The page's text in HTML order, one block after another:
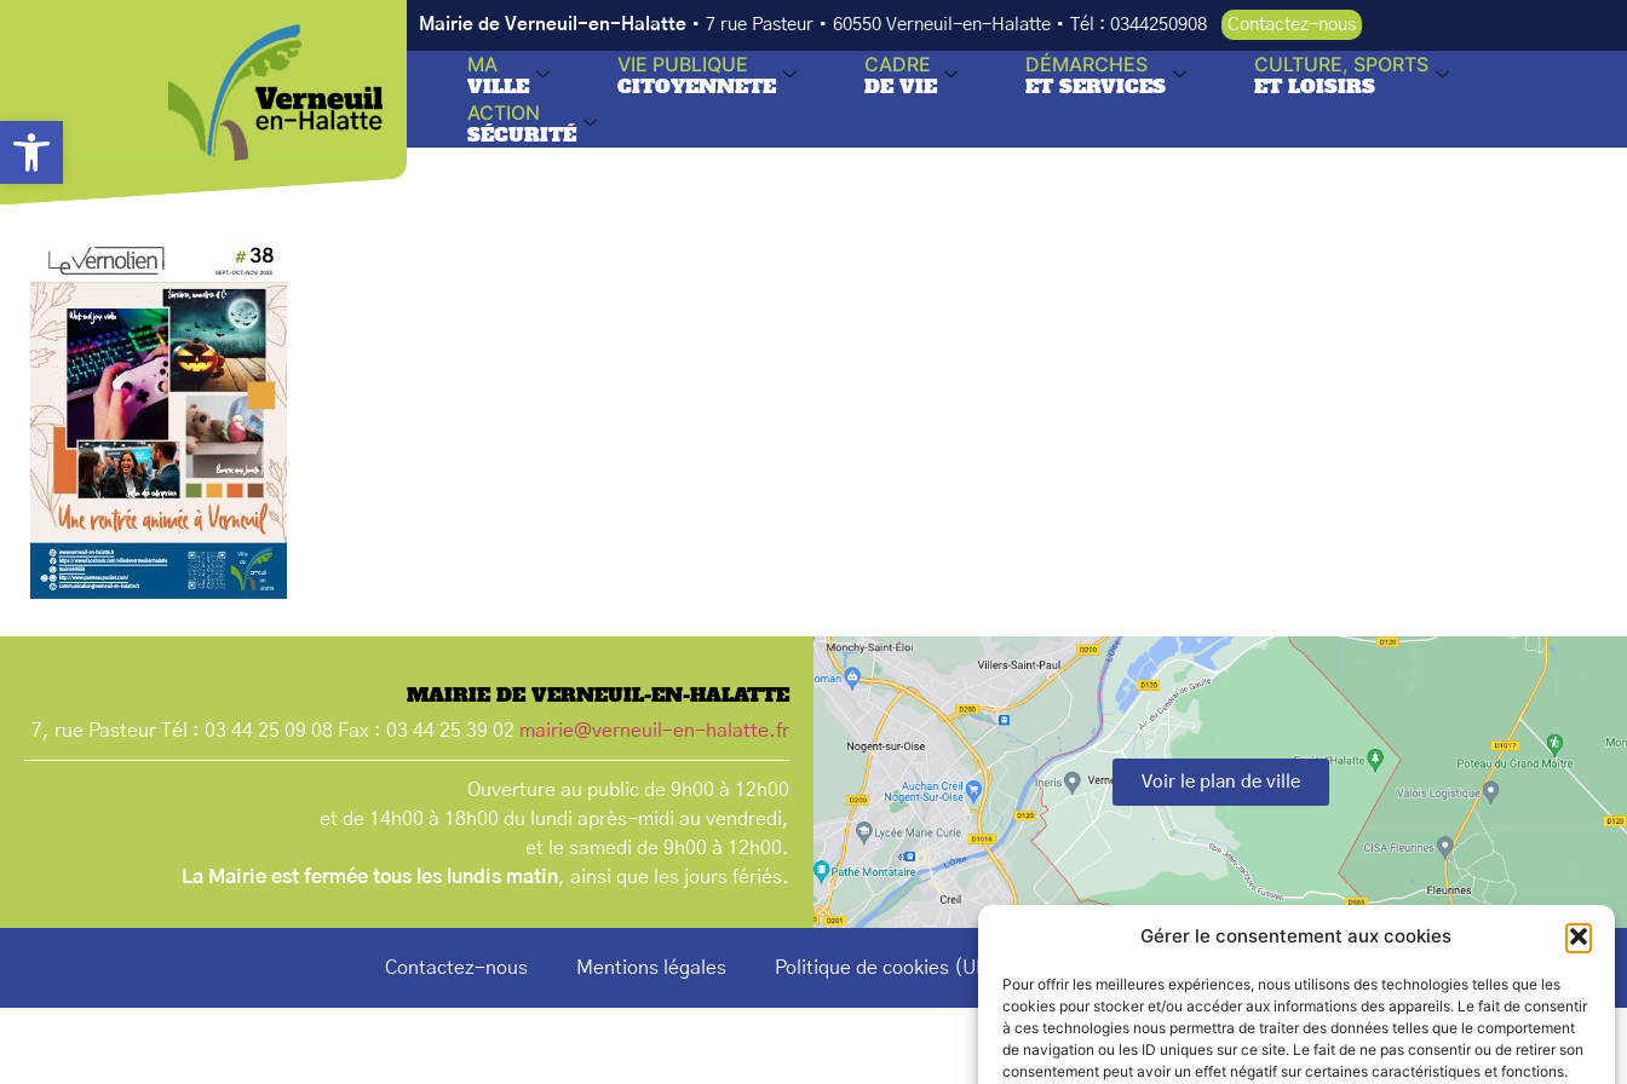
Ouvrir la barre d’outils
Gérer le consentement aux cookies
Pour offrir les meilleures expériences, nous utilisons des technologies telles que les
cookies pour stocker et/ou accéder aux informations des appareils. Le fait de consentir
à ces technologies nous permettra de traiter des données telles que le comportement
de navigation ou les ID uniques sur ce site. Le fait de ne pas consentir ou de retirer son
consentement peut avoir un effet négatif sur certaines caractéristiques et fonctions.
Mairie de Verneuil-en-Halatte • 7 rue Pasteur • 60550 Verneuil-en-Halatte • Tél : 0344250908 Contactez-nous
MA
VILLE
VIE PUBLIQUE
CITOYENNETE
CADRE
DE VIE
DÉMARCHES
ET SERVICES
CULTURE, SPORTS
ET LOISIRS
ACTION
SÉCURITÉ
MAIRIE DE VERNEUIL-EN-HALATTE
7, rue Pasteur Tél : 03 44 25 09 08 Fax : 03 44 25 39 02 mairie@verneuil-en-halatte.fr
Ouverture au public de 9h00 à 12h00
et de 14h00 à 18h00 du lundi après-midi au vendredi,
et le samedi de 9h00 à 12h00.
La Mairie est fermée tous les lundis matin, ainsi que les jours fériés.
Voir le plan de ville
Contactez-nous Mentions légales Politique de cookies (UE)